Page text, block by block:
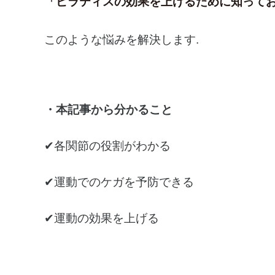
このような悩みを解決します.
・本記事から分かること
✔各関節の役割がわかる
✔運動でのケガを予防できる
✔運動の効果を上げる